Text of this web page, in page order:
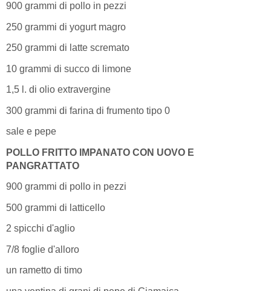
900 grammi di pollo in pezzi
250 grammi di yogurt magro
250 grammi di latte scremato
10 grammi di succo di limone
1,5 l. di olio extravergine
300 grammi di farina di frumento tipo 0
sale e pepe
POLLO FRITTO IMPANATO CON UOVO E
PANGRATTATO
900 grammi di pollo in pezzi
500 grammi di latticello
2 spicchi d'aglio
7/8 foglie d'alloro
un rametto di timo